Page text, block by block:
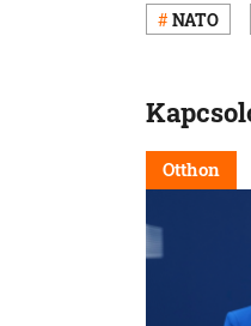
NATO
Otthon